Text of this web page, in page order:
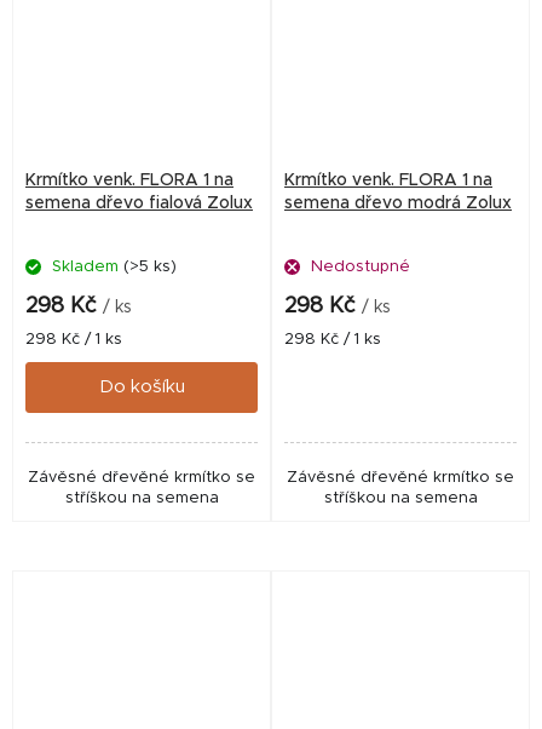
Krmítko venk. FLORA 1 na
semena dřevo fialová Zolux
Skladem (>5 ks)
298 Kč / ks
Měrná
cena:
298 Kč / 1 ks
Do košíku
Závěsné dřevěné krmítko se
stříškou na semena
Krmítko venk. FLORA 1 na
semena dřevo modrá Zolux
Nedostupné
298 Kč / ks
Měrná
298 Kč / 1 ks
Závěsné dřevěné krmítko se
stříškou na semena